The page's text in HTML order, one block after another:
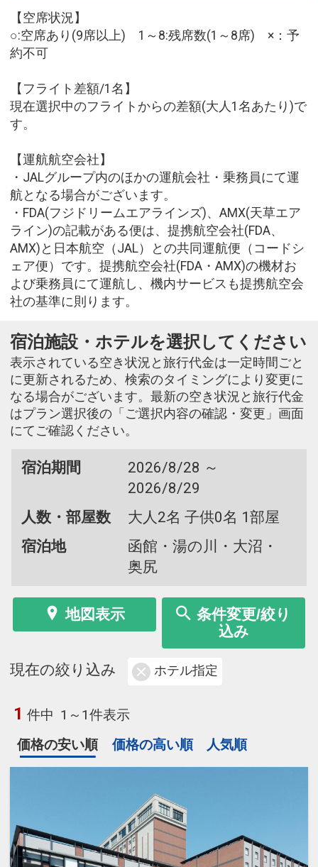
【空席状況】
○:空席あり(9席以上) 1～8:残席数(1～8席) ×：予
約不可
【フライト差額/1名】
現在選択中のフライトからの差額(大人1名あたり)で
す。
【運航航空会社】
・JALグループ内のほかの運航会社・乗務員にて運
航となる場合がございます。
・FDA(フジドリームエアラインズ)、AMX(天草エア
ライン)の記載がある便は、提携航空会社(FDA、
AMX)と日本航空（JAL）との共同運航便（コードシ
ェア便）です。提携航空会社(FDA・AMX)の機材お
よび乗務員にて運航し、機内サービスも提携航空会
社の基準に則ります。
宿泊施設・ホテルを選択してください
表示されている空き状況と旅行代金は一定時間ごと
に更新されるため、検索のタイミングにより変更に
なる場合がございます。最新の空き状況と旅行代金
はプラン選択後の「ご選択内容の確認・変更」画面
にてご確認ください。
宿泊期間
2026/8/28 ～
2026/8/29
人数・部屋数
大人2名 子供0名 1部屋
宿泊地
函館・湯の川・大沼・
奥尻
地図表示
条件変更/絞り
込み
現在の絞り込み ホテル指定
1 件中 1～1件表示
価格の安い順
価格の高い順 人気順